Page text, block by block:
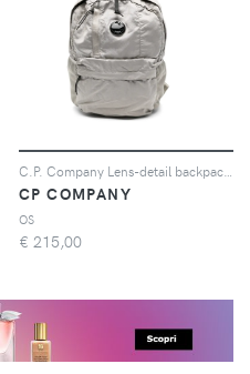
C.P. Company Lens-detail backpack - Toni neutri
CP COMPANY
OS
€ 215,00